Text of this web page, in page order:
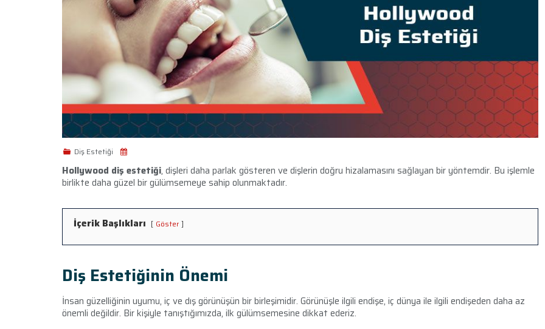
Diş Estetiği
Hollywood diş estetiği, dişleri daha parlak gösteren ve dişlerin doğru hizalamasını sağlayan bir yöntemdir. Bu işlemle
birlikte daha güzel bir gülümsemeye sahip olunmaktadır.
İçerik Başlıkları Göster
Diş Estetiğinin Önemi
İnsan güzelliğinin uyumu, iç ve dış görünüşün bir birleşimidir. Görünüşle ilgili endişe, iç dünya ile ilgili endişeden daha az
önemli değildir. Bir kişiyle tanıştığımızda, ilk gülümsemesine dikkat ederiz.